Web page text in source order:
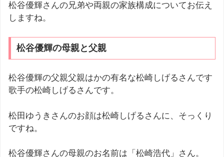
松谷優輝さんの兄弟や両親の家族構成についてお伝え
しますね。
松谷優輝の母親と父親
松谷優輝の父親父親はかの有名な松崎しげるさんです
歌手の松崎しげるさんです。
松田ゆうきさんのお顔は松崎しげるさんに、そっくり
ですね。
松谷優輝さんの母親のお名前は「松崎浩代」さん。